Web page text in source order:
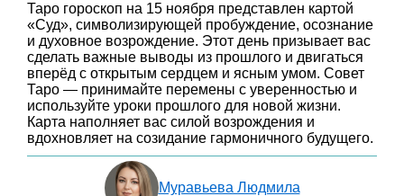
Таро гороскоп на 15 ноября представлен картой
«Суд», символизирующей пробуждение, осознание
и духовное возрождение. Этот день призывает вас
сделать важные выводы из прошлого и двигаться
вперёд с открытым сердцем и ясным умом. Совет
Таро — принимайте перемены с уверенностью и
используйте уроки прошлого для новой жизни.
Карта наполняет вас силой возрождения и
вдохновляет на созидание гармоничного будущего.
Муравьева Людмила